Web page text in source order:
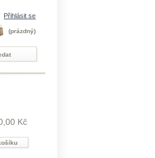
Přihlásit se
(prázdný)
Kč